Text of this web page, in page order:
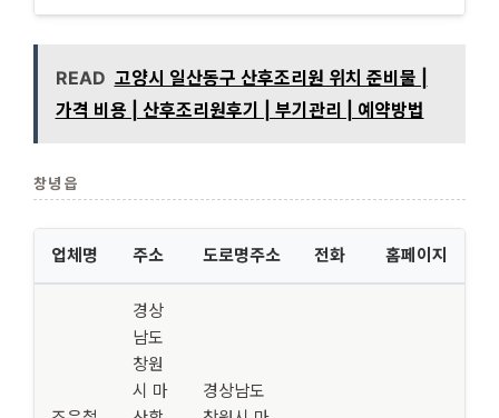
READ 고양시 일산동구 산후조리원 위치 준비물 |
가격 비용 | 산후조리원후기 | 부기관리 | 예약방법
창녕읍
업체명 주소 도로명주소 전화 홈페이지
경상
남도
창원
시 마
경상남도